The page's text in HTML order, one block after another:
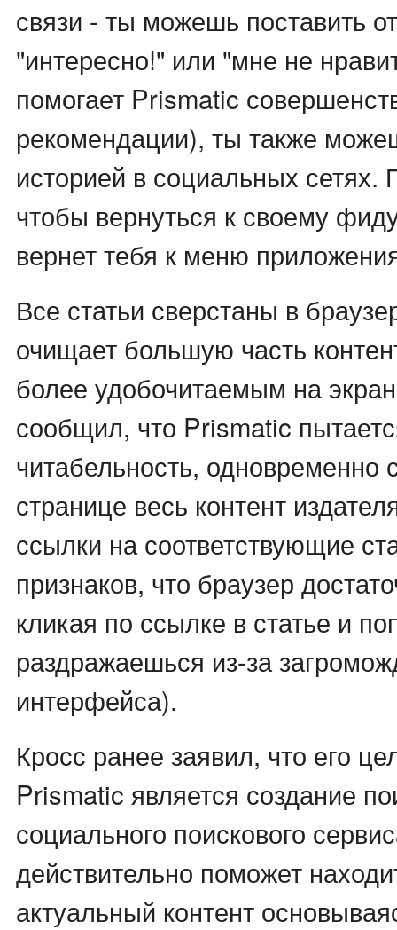
связи - ты можешь поставить
"интересно!" или "мне не
помогает Prismatic
рекомендации), ты также
историей в социальных сетях.
чтобы вернуться к своему
вернет тебя к меню
Все статьи сверстаны в
очищает большую часть
более удобочитаемым на
сообщил, что Prismatic
читабельность, одновременно
странице весь контент
ссылки на соответствующие
признаков, что браузер
кликая по ссылке в статье и
раздражаешься из-за
интерфейса).
Кросс ранее заявил, что его
Prismatic является создание
социального поискового
действительно поможет
актуальный контент